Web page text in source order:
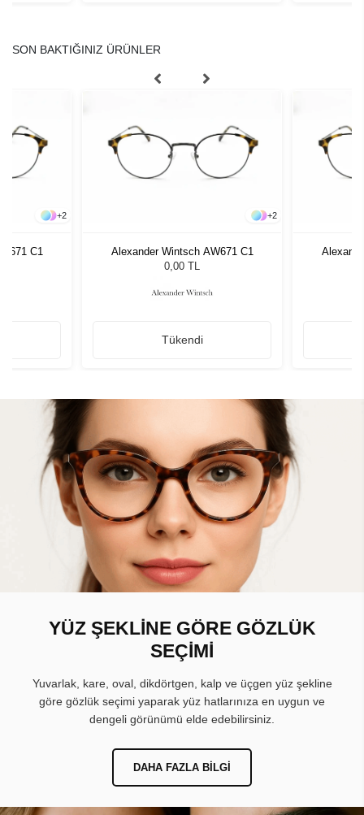
SON BAKTIĞINIZ ÜRÜNLER
+2
C1
+2
Alexander Wintsch AW671 C1
0,00 TL
Tükendi
YÜZ ŞEKLİNE GÖRE GÖZLÜK
SEÇİMİ
Yuvarlak, kare, oval, dikdörtgen, kalp ve üçgen yüz şekline
göre gözlük seçimi yaparak yüz hatlarınıza en uygun ve
dengeli görünümü elde edebilirsiniz.
DAHA FAZLA BILGI